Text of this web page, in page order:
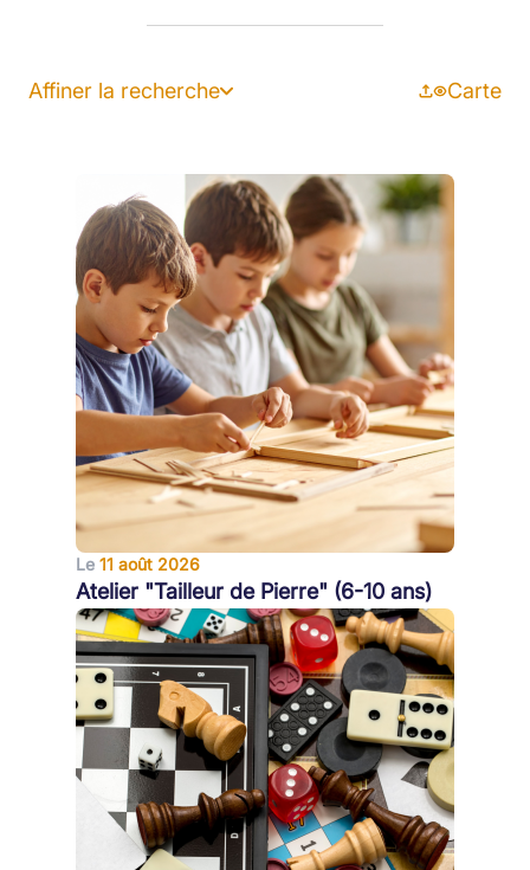
Affiner la recherche Carte
Le 11 août 2026
Atelier "Tailleur de Pierre" (6-10 ans)